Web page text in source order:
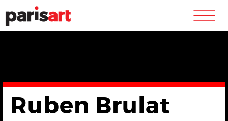
m
Ruben Brulat